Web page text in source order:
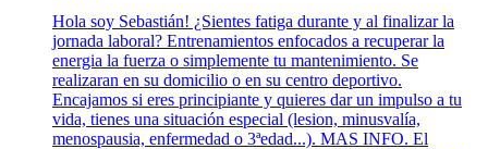
Hola soy Sebastián! ¿Sientes fatiga durante y al finalizar la
jornada laboral? Entrenamientos enfocados a recuperar la
energia la fuerza o simplemente tu mantenimiento. Se
realizaran en su domicilio o en su centro deportivo.
Encajamos si eres principiante y quieres dar un impulso a tu
vida, tienes una situación especial (lesion, minusvalía,
menospausia, enfermedad o 3ªedad...). MAS INFO. El